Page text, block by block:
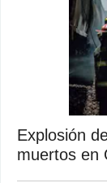
Explosión
muertos en